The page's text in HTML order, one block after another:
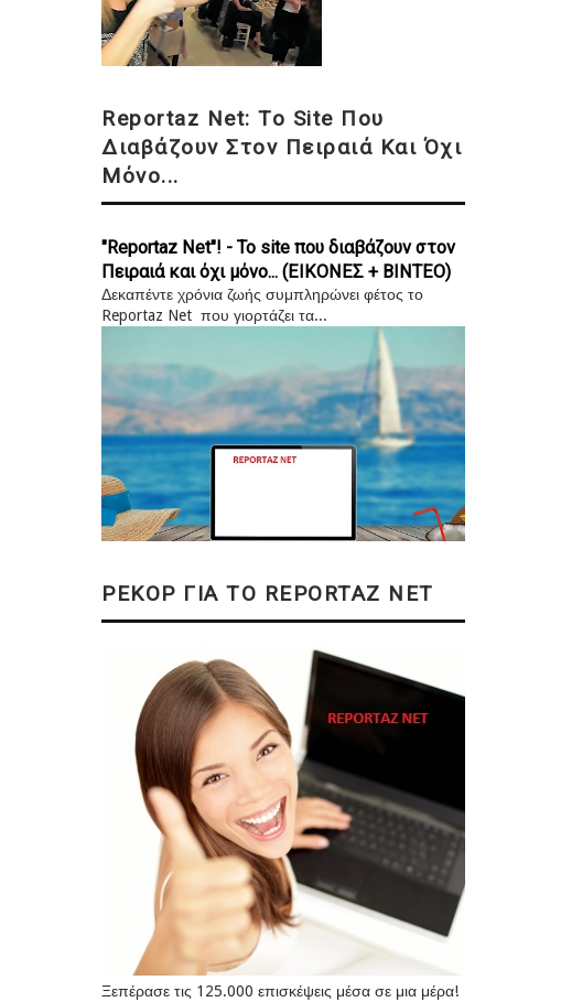
Reportaz Net: Το Site Που
Διαβάζουν Στον Πειραιά Και Όχι
Μόνο...
"Reportaz Net"! - Το site που διαβάζουν στον
Πειραιά και όχι μόνο... (ΕΙΚΟΝΕΣ + ΒΙΝΤΕΟ)
Δεκαπέντε χρόνια ζωής συμπληρώνει φέτος το
Reportaz Net που γιορτάζει τα...
ΡΕΚΟΡ ΓΙΑ ΤΟ REPORTAZ NET
Ξεπέρασε τις 125.000 επισκέψεις μέσα σε μια μέρα!